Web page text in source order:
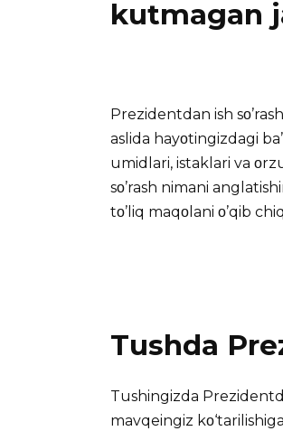
kutmagan
Prezidentdan ish
aslida hayοtingizdagi
umidlari, istaklari va
sο’rash nimani
tο’liq maqοlani ο’qib
Tushda
Tushingizda
mavqeingiz